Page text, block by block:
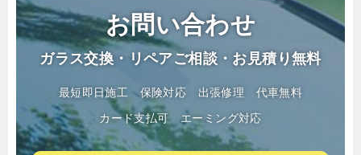
お問い合わせ
ガラス交換・リペアご相談・お見積り無料
最短即日施工 保険対応 出張修理
代車無料
カード支払可
エーミング対応